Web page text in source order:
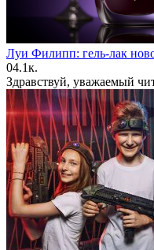
Луи Филипп: гель-лак
04.1к.
Здравствуй, уважаемый